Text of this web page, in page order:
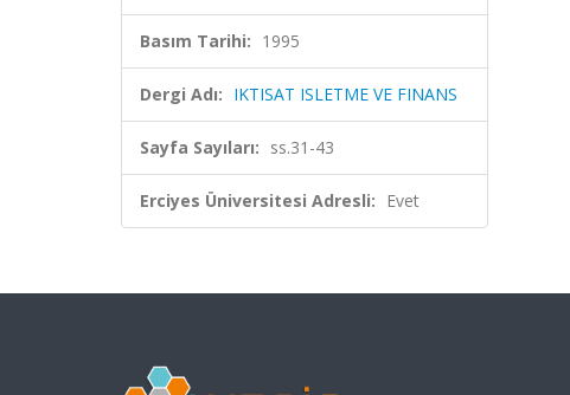
Basım Tarihi: 1995
Dergi Adı: IKTISAT ISLETME VE FINANS
Sayfa Sayıları: ss.31-43
Erciyes Üniversitesi Adresli: Evet